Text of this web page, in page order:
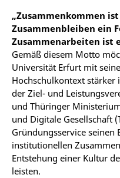
„Zusammenkommen
Zusammenbleiben ein
Zusammenarbeiten ist
Gemäß diesem Motto
Universität Erfurt mit
Hochschulkontext stärker
der Ziel- und
und Thüringer
und Digitale Gesellschaft
Gründungsservice seinen
institutionellen
Entstehung einer Kultur
leisten.